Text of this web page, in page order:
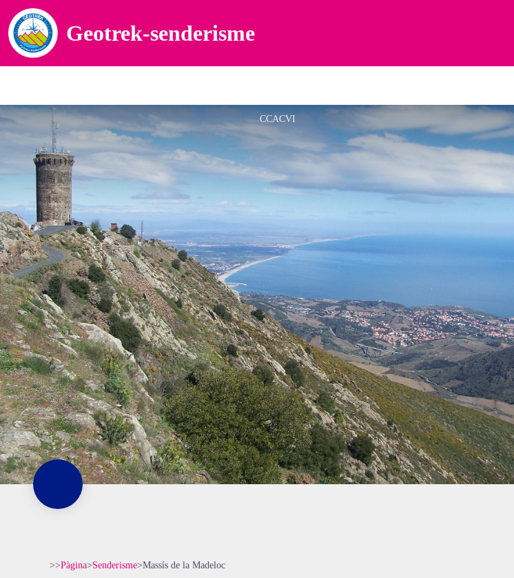
Geotrek-senderisme
CCACVI
>>Pàgina>Senderisme>Massís de la Madeloc